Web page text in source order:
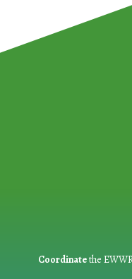
Coordinatethe